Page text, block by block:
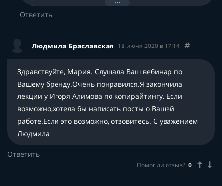
Aleksandra Vlasova. Вы это или нет, не знаю.
человек зарегистрировался партнером
списке партнеров присутствует.
партнерской ссылке — 2 перехода 21.10.2020 и 1
переход — 09.11.2020. Регистраций и,
соответственно, рефералов, нет.
Если это не ваши данные, вы зарегистрированы в
партнерской программе под другим именем,
Ответить
Людмила Браславская 18 июня 2020 в 17:14
Здравствуйте, Мария. Слушала Ваш вебинар по
Вашему бренду.Очень понравился.Я закончила
лекции у Игоря Алимова по копирайтингу. Если
возможно,хотела бы написать посты о Вашей
работе.Если это возможно, отзовитесь. С уважением
Людмила
Ответить
Помог ли отзыв? 0